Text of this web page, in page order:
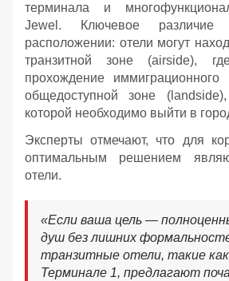
терминала и
Jewel. Ключевое различие
расположении: отели могут
транзитной зоне (airside),
прохождение
общедоступной зоне
которой необходимо выйти в
Эксперты отмечают, что для
оптимальным решением
отели.
«Если ваша цель —
душ без лишних
транзитные отели, такие как
Терминале 1, предлагают